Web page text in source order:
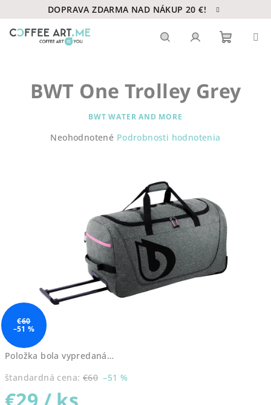
na
obsah
DOPRAVA ZDARMA NAD NÁKUP 20 €!
košík
Položka bola vypredaná…
štandardná cena: €60 –51 %
BWT One Trolley Grey
BWT WATER AND MORE
Priemerné
hviezdičiek.
Neohodnotené Podrobnosti hodnotenia
€60
–51 %